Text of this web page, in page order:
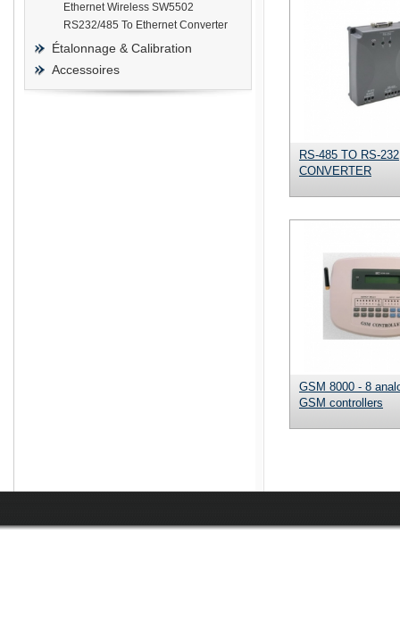
Ethernet Wireless SW5502
RS232/485 To Ethernet Converter
Étalonnage & Calibration
Accessoires
RS-485 TO RS-232
CONVERTER
GSM 8000 - 8
GSM controllers